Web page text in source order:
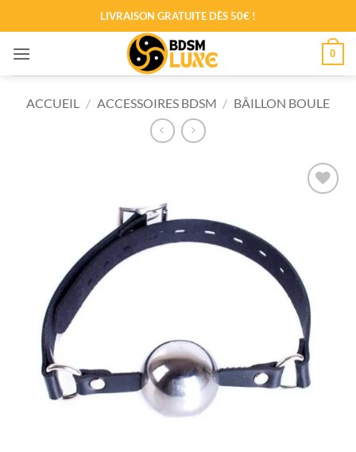
LIVRAISON GRATUITE DÈS 50€ !
contenu
0
ACCUEIL / ACCESSOIRES BDSM / BÂILLON BOULE